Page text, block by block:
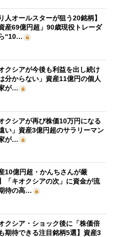
人オールスターが狙う20銘柄】
資産69億円超」90歳現役トレーダ
“10…
オクシアが今後も利益を出し続け
分からない」資産11億円の個人
が…
オクシアが再び株価10万円になる
い」資産3億円超のサラリーマン
が…
産10億円超・かんちさんが厳
「キオクシアの次」に資金が流
待の高…
オクシア・ショック後に「株価倍
期待できる注目銘柄5選】資産3